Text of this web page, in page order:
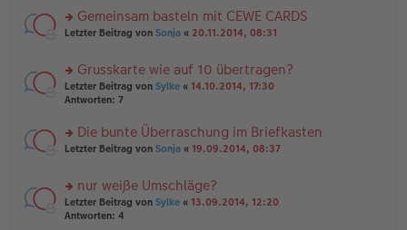
g
B
ei
g
es
e
B
ei
tr
g
u
n
es
e
n
B
ei
tr
g
rs
u
n
g
es
e
n
B
ei
tr
a
Gemeinsam basteln mit CEWE CARDS
Letzter Beitrag von Sonja « 20.11.2014, 08:31
rs
te
n
g
es
e
n
er
Grusskarte wie auf 10 übertragen?
Letzter Beitrag von Sylke « 14.10.2014, 17:30
Antworten: 7
rs
u
n
g
Die bunte Überraschung im Briefkasten
Letzter Beitrag von Sonja « 19.09.2014, 08:37
rs
te
nur weiße Umschläge?
Letzter Beitrag von Sylke « 13.09.2014, 12:20
Antworten: 4